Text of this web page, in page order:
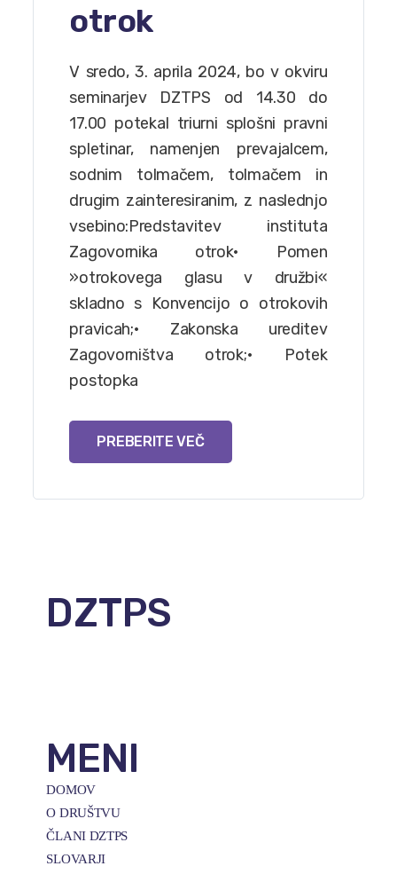
otrok
V sredo, 3. aprila 2024, bo v okviru
seminarjev DZTPS od 14.30 do
17.00 potekal triurni splošni pravni
spletinar, namenjen prevajalcem,
sodnim tolmačem, tolmačem in
drugim zainteresiranim, z naslednjo
vsebino:Predstavitev instituta
Zagovornika otrok• Pomen
»otrokovega glasu v družbi«
skladno s Konvencijo o otrokovih
pravicah;• Zakonska ureditev
Zagovorništva otrok;• Potek
postopka
PREBERITE VEČ
DZTPS
MENI
DOMOV
O DRUŠTVU
ČLANI DZTPS
SLOVARJI